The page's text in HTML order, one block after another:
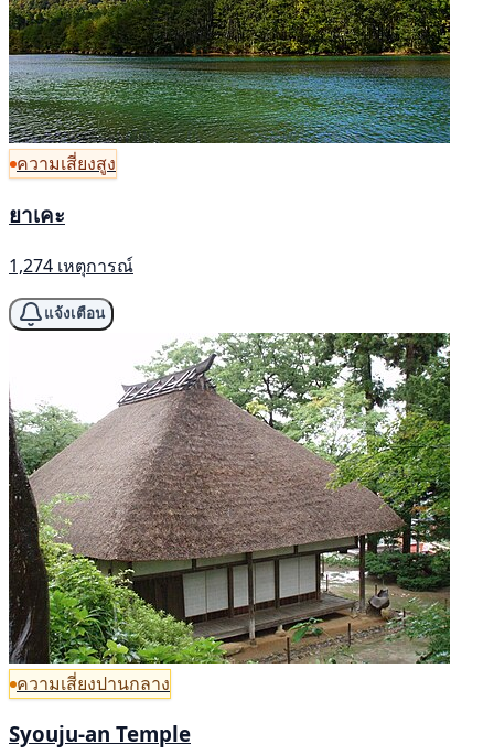
ความเสี่ยงสูง
ยาเคะ
1,274 เหตุการณ์
แจ้งเตือน
ความเสี่ยงปานกลาง
Syouju-an Temple